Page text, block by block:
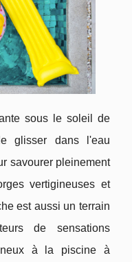
sous le soleil de
glisser dans l'eau
savourer pleinement
vertigineuses et
est aussi un terrain
de sensations
à la piscine à